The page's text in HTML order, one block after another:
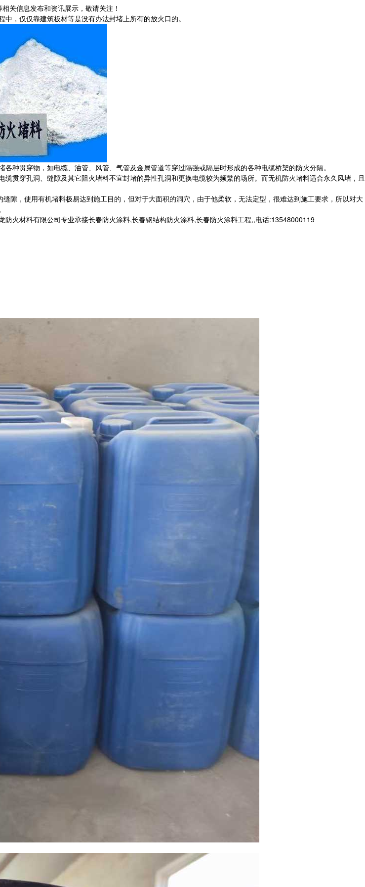
关信息发布和资讯展示，敬请关注！
，仅仅靠建筑板材等是没有办法封堵上所有的放火口的。
种贯穿物，如电缆、油管、风管、气管及金属管道等穿过隔强或隔层时形成的各种电缆桥架的防火分隔。
贯穿孔洞、缝隙及其它阻火堵料不宜封堵的异性孔洞和更换电缆较为频繁的场所。而无机防火堵料适合永久风堵，且
隙，使用有机堵料极易达到施工目的，但对于大面积的洞穴，由于他柔软，无法定型，很难达到施工要求，所以对大
火材料有限公司专业承接长春防火涂料,长春钢结构防火涂料,长春防火涂料工程,,电话:13548000119